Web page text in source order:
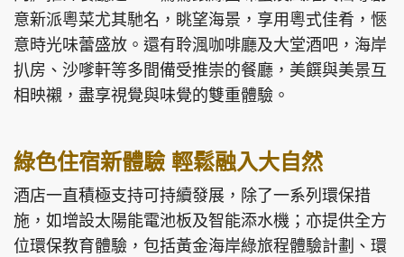
意新派粵菜尤其馳名，眺望海景，享用粵式佳肴，愜
意時光味蕾盛放。還有聆渢咖啡廳及大堂酒吧，海岸
扒房、沙嗲軒等多間備受推崇的餐廳，美饌與美景互
相映襯，盡享視覺與味覺的雙重體驗。
綠色住宿新體驗 輕鬆融入大自然
酒店一直積極支持可持續發展，除了一系列環保措
施，如增設太陽能電池板及智能添水機；亦提供全方
位環保教育體驗，包括黃金海岸綠旅程體驗計劃、環